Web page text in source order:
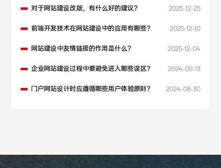
对于网站建设改版，有什么好的建议？ 2025-12-25
前端开发技术在网站建设中的应用有哪些？ 2025-12-10
网站建设中友情链接的作用是什么？ 2025-12-04
企业网站建设过程中要避免进入哪些误区？ 2024-09-13
门户网站设计时应遵循哪些用户体验原则？ 2024-08-30